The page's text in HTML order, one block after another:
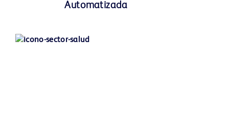
Automatizada